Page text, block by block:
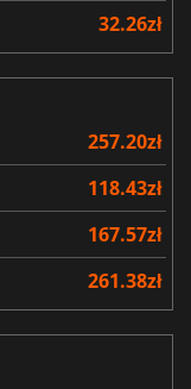
32.26zł
257.20zł
118.43zł
167.57zł
261.38zł